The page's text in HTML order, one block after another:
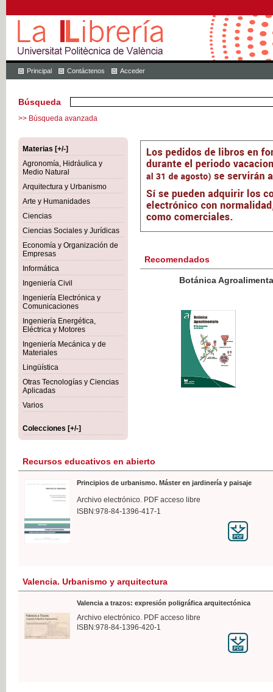
Principal Contáctenos Acceder
Búsqueda
>> Búsqueda avanzada
Materias [+/-]
Agronomía, Hidráulica y
Medio Natural
Arquitectura y Urbanismo
Arte y Humanidades
Ciencias
Ciencias Sociales y Jurídicas
Economía y Organización de
Empresas
Informática
Ingeniería Civil
Ingeniería Electrónica y
Comunicaciones
Ingeniería Energética,
Eléctrica y Motores
Ingeniería Mecánica y de
Materiales
Lingüística
Otras Tecnologías y Ciencias
Aplicadas
Varios
Colecciones [+/-]
Recomendados
Botánica Agroalimentaria
Recursos educativos en abierto
Principios de urbanismo. Máster en jardinería y paisaje
Archivo electrónico. PDF acceso libre
ISBN:978-84-1396-417-1
Valencia. Urbanismo y arquitectura
Valencia a trazos: expresión poligráfica arquitectónica
Archivo electrónico. PDF acceso libre
ISBN:978-84-1396-420-1